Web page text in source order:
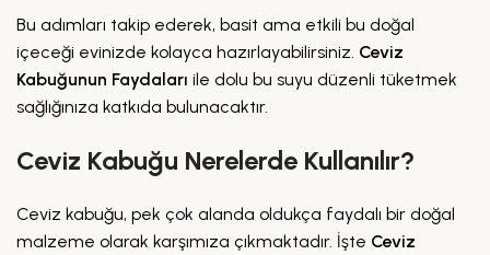
Bu adımları takip ederek, basit ama etkili bu doğal
içeceği evinizde kolayca hazırlayabilirsiniz. Ceviz
Kabuğunun Faydaları ile dolu bu suyu düzenli tüketmek
sağlığınıza katkıda bulunacaktır.
Ceviz Kabuğu Nerelerde Kullanılır?
Ceviz kabuğu, pek çok alanda oldukça faydalı bir doğal
malzeme olarak karşımıza çıkmaktadır. İşte Ceviz